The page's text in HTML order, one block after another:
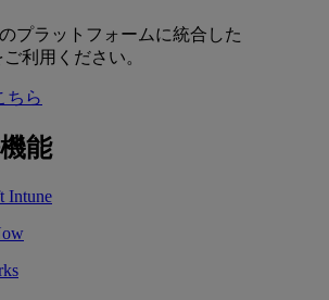
プラットフォームに統合した
ご利用ください。
ちら
能
Intune